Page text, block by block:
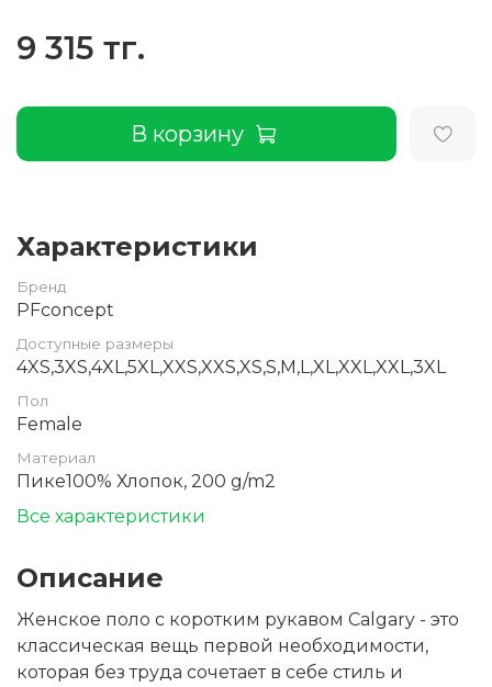
9 315 тг.
В корзину
Характеристики
Бренд
PFconcept
Доступные размеры
4XS,3XS,4XL,5XL,XXS,XXS,XS,S,M,L,XL,XXL,XXL,3XL
Пол
Female
Материал
Пике100% Хлопок, 200 g/m2
Все характеристики
Описание
Женское поло с коротким рукавом Calgary - это
классическая вещь первой необходимости,
которая без труда сочетает в себе стиль и